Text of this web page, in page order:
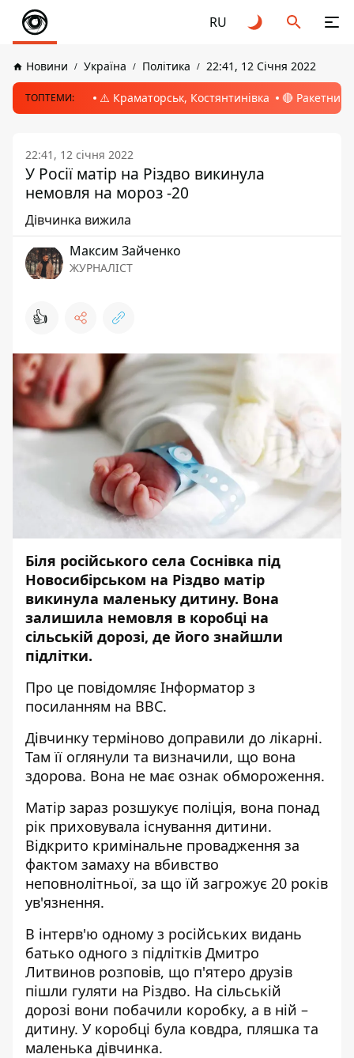
RU
Новини Україна Політика 22:41, 12 Січня 2022
ТОПТЕМИ: ⚠️ Краматорськ, Костянтинівка 🔴 Ракетний
22:41, 12 січня 2022
У Росії матір на Різдво викинула
немовля на мороз -20
Дівчинка вижила
Максим Зайченко
ЖУРНАЛІСТ
👍
Біля російського села Соснівка під
Новосибірськом на Різдво матір
викинула маленьку дитину. Вона
залишила немовля в коробці на
сільській дорозі, де його знайшли
підлітки.
Про це повідомляє Інформатор з
посиланням на BBC.
Дівчинку терміново доправили до лікарні.
Там її оглянули та визначили, що вона
здорова. Вона не має ознак обмороження.
Матір зараз розшукує поліція, вона понад
рік приховувала існування дитини.
Відкрито кримінальне провадження за
фактом замаху на вбивство
неповнолітньої, за що їй загрожує 20 років
ув'язнення.
В інтерв'ю одному з російських видань
батько одного з підлітків Дмитро
Литвинов розповів, що п'ятеро друзів
пішли гуляти на Різдво. На сільській
дорозі вони побачили коробку, а в ній –
дитину. У коробці була ковдра, пляшка та
маленька дівчинка.